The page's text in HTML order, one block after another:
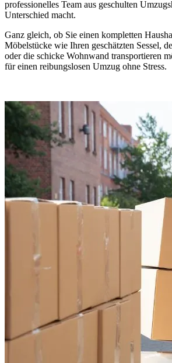
professionelles Team aus geschulten
Unterschied macht.
Ganz gleich, ob Sie einen kompletten
Möbelstücke wie Ihren geschätzten Sessel,
oder die schicke Wohnwand transportieren
für einen reibungslosen Umzug ohne Stress.